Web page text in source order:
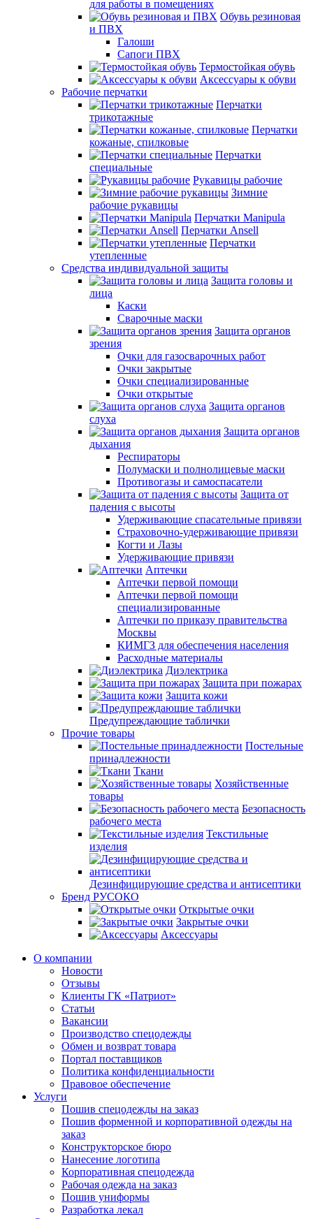
для работы в помещениях
Обувь резиновая
и ПВХ
Галоши
Сапоги ПВХ
Термостойкая обувь
Аксессуары к обуви
Рабочие перчатки
Перчатки
трикотажные
Перчатки
кожаные, спилковые
Перчатки
специальные
Рукавицы рабочие
Зимние
рабочие рукавицы
Перчатки Manipula
Перчатки Ansell
Перчатки
утепленные
Средства индивидуальной защиты
Защита головы и
лица
Каски
Сварочные маски
Защита органов
зрения
Очки для газосварочных работ
Очки закрытые
Очки специализированные
Очки открытые
Защита органов
слуха
Защита органов
дыхания
Респираторы
Полумаски и полнолицевые маски
Противогазы и самоспасатели
Защита от
падения с высоты
Удерживающие спасательные привязи
Страховочно-удерживающие привязи
Когти и Лазы
Удерживающие привязи
Аптечки
Аптечки первой помощи
Аптечки первой помощи
специализированные
Аптечки по приказу правительства
Москвы
КИМГЗ для обеспечения населения
Расходные материалы
Диэлектрика
Защита при пожарах
Защита кожи
Предупреждающие таблички
Прочие товары
Постельные
принадлежности
Ткани
Хозяйственные
товары
Безопасность
рабочего места
Текстильные
изделия
Дезинфицирующие средства и антисептики
Бренд РУСОКО
Открытые очки
Закрытые очки
Аксессуары
О компании
Новости
Отзывы
Клиенты ГК «Патриот»
Статьи
Вакансии
Производство спецодежды
Обмен и возврат товара
Портал поставщиков
Политика конфиденциальности
Правовое обеспечение
Услуги
Пошив спецодежды на заказ
Пошив форменной и корпоративной одежды на
заказ
Конструкторское бюро
Нанесение логотипа
Корпоративная спецодежда
Рабочая одежда на заказ
Пошив униформы
Разработка лекал